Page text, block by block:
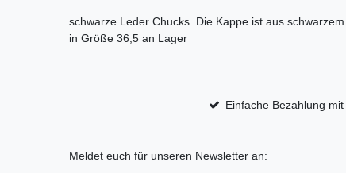
schwarze Leder Chucks. Die Kappe ist aus
in Größe 36,5 an Lager
Einfache Bezahlung mit
Meldet euch für unseren Newsletter an: